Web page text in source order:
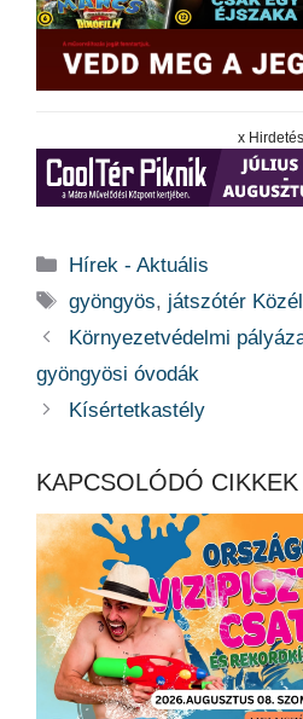
x Hirdetés
Kategória
Hírek - Aktuális
Címkék
gyöngyös, játszótér
Környezetvédelmi
gyöngyösi óvodák
Kísértetkastély
KAPCSOLÓDÓ CIKKEK